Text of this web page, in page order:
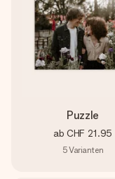
Puzzle
ab CHF 21.95
5Varianten